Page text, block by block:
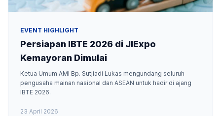
EVENT HIGHLIGHT
Persiapan IBTE 2026 di JIExpo
Kemayoran Dimulai
Ketua Umum AMI Bp. Sutjiadi Lukas mengundang seluruh
pengusaha mainan nasional dan ASEAN untuk hadir di ajang
IBTE 2026.
23 April 2026